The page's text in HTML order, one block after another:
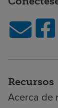
Recursos
Acerca de